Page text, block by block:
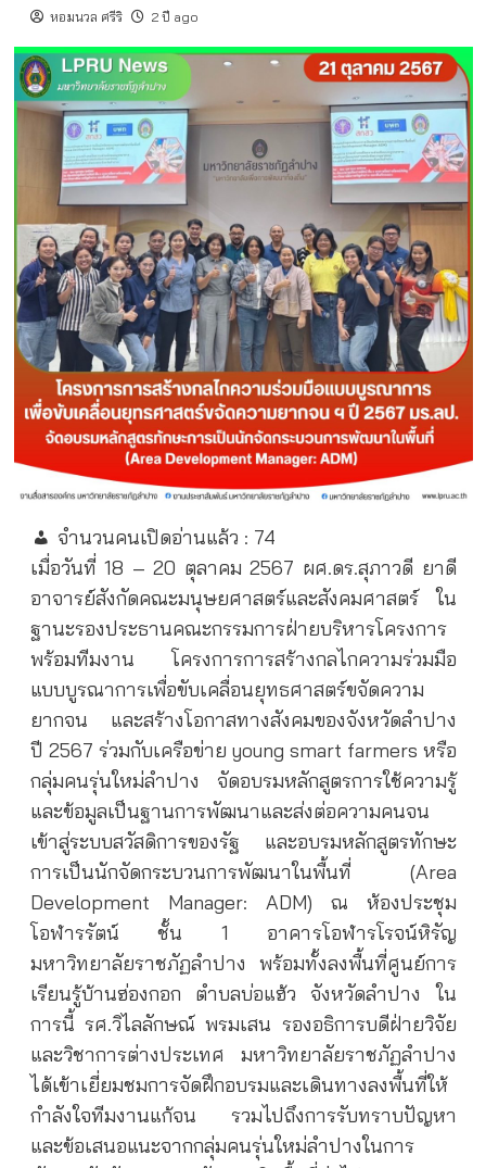
หอมนวล ศรีริ 2 ปี ago
จำนวนคนเปิดอ่านแล้ว : 74
เมื่อวันที่ 18 – 20 ตุลาคม 2567 ผศ.ดร.สุภาวดี ยาดี
อาจารย์สังกัดคณะมนุษยศาสตร์และสังคมศาสตร์ ใน
ฐานะรองประธานคณะกรรมการฝ่ายบริหารโครงการ
พร้อมทีมงาน โครงการการสร้างกลไกความร่วมมือ
แบบบูรณาการเพื่อขับเคลื่อนยุทธศาสตร์ขจัดความ
ยากจน และสร้างโอกาสทางสังคมของจังหวัดลำปาง
ปี 2567 ร่วมกับเครือข่าย young smart farmers หรือ
กลุ่มคนรุ่นใหม่ลำปาง จัดอบรมหลักสูตรการใช้ความรู้
และข้อมูลเป็นฐานการพัฒนาและส่งต่อความคนจน
เข้าสู่ระบบสวัสดิการของรัฐ และอบรมหลักสูตรทักษะ
การเป็นนักจัดกระบวนการพัฒนาในพื้นที่ (Area
Development Manager: ADM) ณ ห้องประชุม
โอฬารรัตน์ ชั้น 1 อาคารโอฬารโรจน์หิรัญ
มหาวิทยาลัยราชภัฏลำปาง พร้อมทั้งลงพื้นที่ศูนย์การ
เรียนรู้บ้านฮ่องกอก ตำบลบ่อแฮ้ว จังหวัดลำปาง ใน
การนี้ รศ.วิไลลักษณ์ พรมเสน รองอธิการบดีฝ่ายวิจัย
และวิชาการต่างประเทศ มหาวิทยาลัยราชภัฏลำปาง
ได้เข้าเยี่ยมชมการจัดฝึกอบรมและเดินทางลงพื้นที่ให้
กำลังใจทีมงานแก้จน รวมไปถึงการรับทราบปัญหา
และข้อเสนอแนะจากกลุ่มคนรุ่นใหม่ลำปางในการ